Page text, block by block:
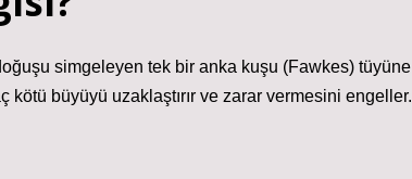
simgeleyen tek bir anka kuşu (Fawkes) tüyüne
büyüyü uzaklaştırır ve zarar vermesini engeller.